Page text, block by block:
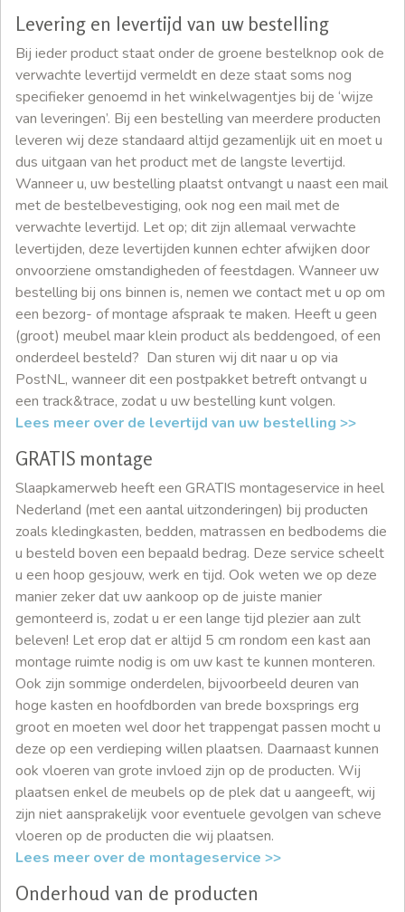
Levering en levertijd van uw bestelling
Bij ieder product staat onder de groene bestelknop ook de
verwachte levertijd vermeldt en deze staat soms nog
specifieker genoemd in het winkelwagentjes bij de ‘wijze
van leveringen’. Bij een bestelling van meerdere producten
leveren wij deze standaard altijd gezamenlijk uit en moet u
dus uitgaan van het product met de langste levertijd.
Wanneer u, uw bestelling plaatst ontvangt u naast een mail
met de bestelbevestiging, ook nog een mail met de
verwachte levertijd. Let op; dit zijn allemaal verwachte
levertijden, deze levertijden kunnen echter afwijken door
onvoorziene omstandigheden of feestdagen. Wanneer uw
bestelling bij ons binnen is, nemen we contact met u op om
een bezorg- of montage afspraak te maken. Heeft u geen
(groot) meubel maar klein product als beddengoed, of een
onderdeel besteld? Dan sturen wij dit naar u op via
PostNL, wanneer dit een postpakket betreft ontvangt u
een track&trace, zodat u uw bestelling kunt volgen.
Lees meer over de levertijd van uw bestelling >>
GRATIS montage
Slaapkamerweb heeft een GRATIS montageservice in heel
Nederland (met een aantal uitzonderingen) bij producten
zoals kledingkasten, bedden, matrassen en bedbodems die
u besteld boven een bepaald bedrag. Deze service scheelt
u een hoop gesjouw, werk en tijd. Ook weten we op deze
manier zeker dat uw aankoop op de juiste manier
gemonteerd is, zodat u er een lange tijd plezier aan zult
beleven! Let erop dat er altijd 5 cm rondom een kast aan
montage ruimte nodig is om uw kast te kunnen monteren.
Ook zijn sommige onderdelen, bijvoorbeeld deuren van
hoge kasten en hoofdborden van brede boxsprings erg
groot en moeten wel door het trappengat passen mocht u
deze op een verdieping willen plaatsen. Daarnaast kunnen
ook vloeren van grote invloed zijn op de producten. Wij
plaatsen enkel de meubels op de plek dat u aangeeft, wij
zijn niet aansprakelijk voor eventuele gevolgen van scheve
vloeren op de producten die wij plaatsen.
Lees meer over de montageservice >>
Onderhoud van de producten